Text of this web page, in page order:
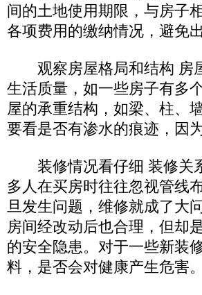
间的土地使用期限，与房子
各项费用的缴纳情况，避免
观察房屋格局和结构 房
生活质量，如一些房子有多
屋的承重结构，如梁、柱、
要看是否有渗水的痕迹，因
装修情况看仔细 装修关
多人在买房时往往忽视管线
旦发生问题，维修就成了大
房间经改动后也合理，但却
的安全隐患。对于一些新装
料，是否会对健康产生危害。